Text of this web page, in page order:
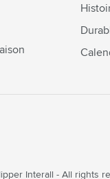
Interall - All rights